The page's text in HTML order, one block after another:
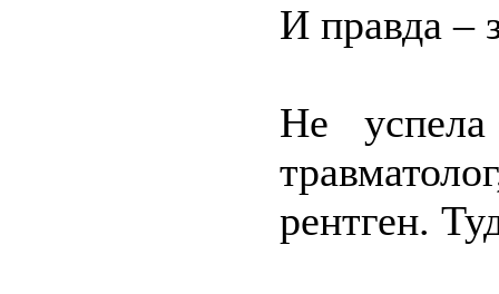
И правда –
Не
рентген.